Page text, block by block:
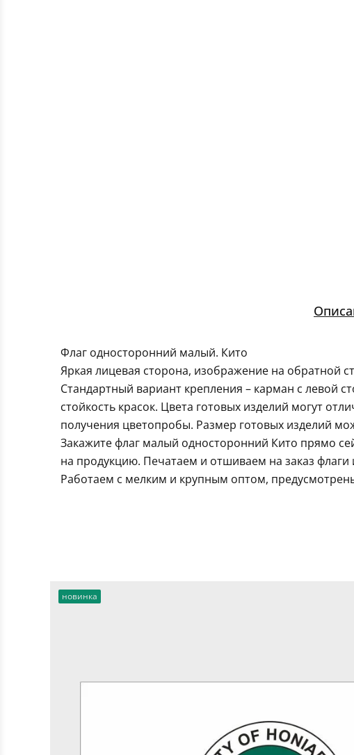
Флаг односторонний малый. Кито
Яркая лицевая сторона, изображение на обратной
Стандартный вариант крепления – карман с левой
стойкость красок. Цвета готовых изделий могут
получения цветопробы. Размер готовых изделий
Закажите флаг малый односторонний Кито прямо
на продукцию. Печатаем и отшиваем на заказ
Работаем с мелким и крупным оптом,
новинка